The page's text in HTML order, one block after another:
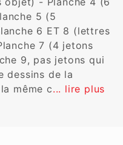
5 (5
6 ET 8 (lettres
7 (4 jetons
9, pas jetons qui
dessins de la
même c... lire plus